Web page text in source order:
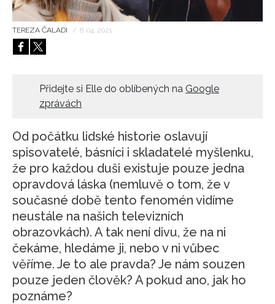
TEREZA ČALADI / 8. 04. 2021
Přidejte si Elle do oblíbených na Google
zprávách
Od počátku lidské historie oslavují
spisovatelé, básníci i skladatelé myšlenku,
že pro každou duši existuje pouze jedna
opravdová láska (nemluvě o tom, že v
současné době tento fenomén vidíme
neustále na našich televizních
obrazovkách). A tak není divu, že na ni
čekáme, hledáme ji, nebo v ni vůbec
věříme. Je to ale pravda? Je nám souzen
pouze jeden člověk? A pokud ano, jak ho
poznáme?